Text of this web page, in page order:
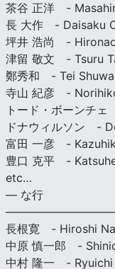
茶谷 正洋 -
長 大作 - Daisaku
坪井 浩尚 -
津留 敬文 - Tsuru
鄭秀和 - Tei
寺山 紀彦 -
トード・ボーンチ
ドナウィルソン -
富田 一彦 -
豊口 克平 -
etc…
— な行
長根寛 - Hiroshi
中原 慎一郎 -
中村 隆一 - Ryuichi